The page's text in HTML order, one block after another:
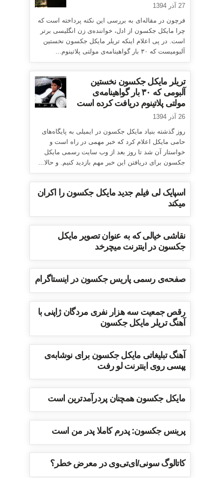
27 آذر 1394
فرچون در مقاله‌ای به بررسی این نکته پرداخته است که
چرا مایکل جکسون از ادل، خواننده‌ی زن انگلیسی برتر
است. در پی اعلام اینکه تریلر مایکل جکسون نخستین
آلبومیست که ۳۰ بار گواهینامه‌ی مولتی پلاتینوم...
تریلر مایکل جکسون نخستین
آلبومی که ۳۰ بار گواهینامه‌ی
مولتی پلاتینوم دریافت کرده است
26 آذر 1394
روز گذشته بنیاد مایکل جکسون در ایمیلی به پایگاه‌های
حامی مایکل اعلام کرد که خبر مهمی در راه است و
خواستار آن شد تا روز بعد از وب سایت رسمی مایکل
جکسون برای دریافتن این خبر مهم بازدید کنیم. و حالا...
اسپایک لی فیلم جدید مایکل جکسون را اکران
میکند
نقاشی خیالی که به عنوان تصویر مایکل
جکسون در اینترنت میچرخد
صفحه‌ی رسمی پاریس جکسون در اینستاگرام
رقص جمعیت سه هزار نفری مردگان ژاپنی با
آهنگ تریلر مایکل جکسون
آهنگ تبلیغاتی مایکل جکسون برای نوشابه‌ی
پپسی روی اینترنت لو رفت
مایکل جکسون همچنان پردرآمدترین است
پرینس جکسون: پدرم کاملا پدر من است
کاتالوگ سونی/ای‌تی‌وی در معرض خطر؟